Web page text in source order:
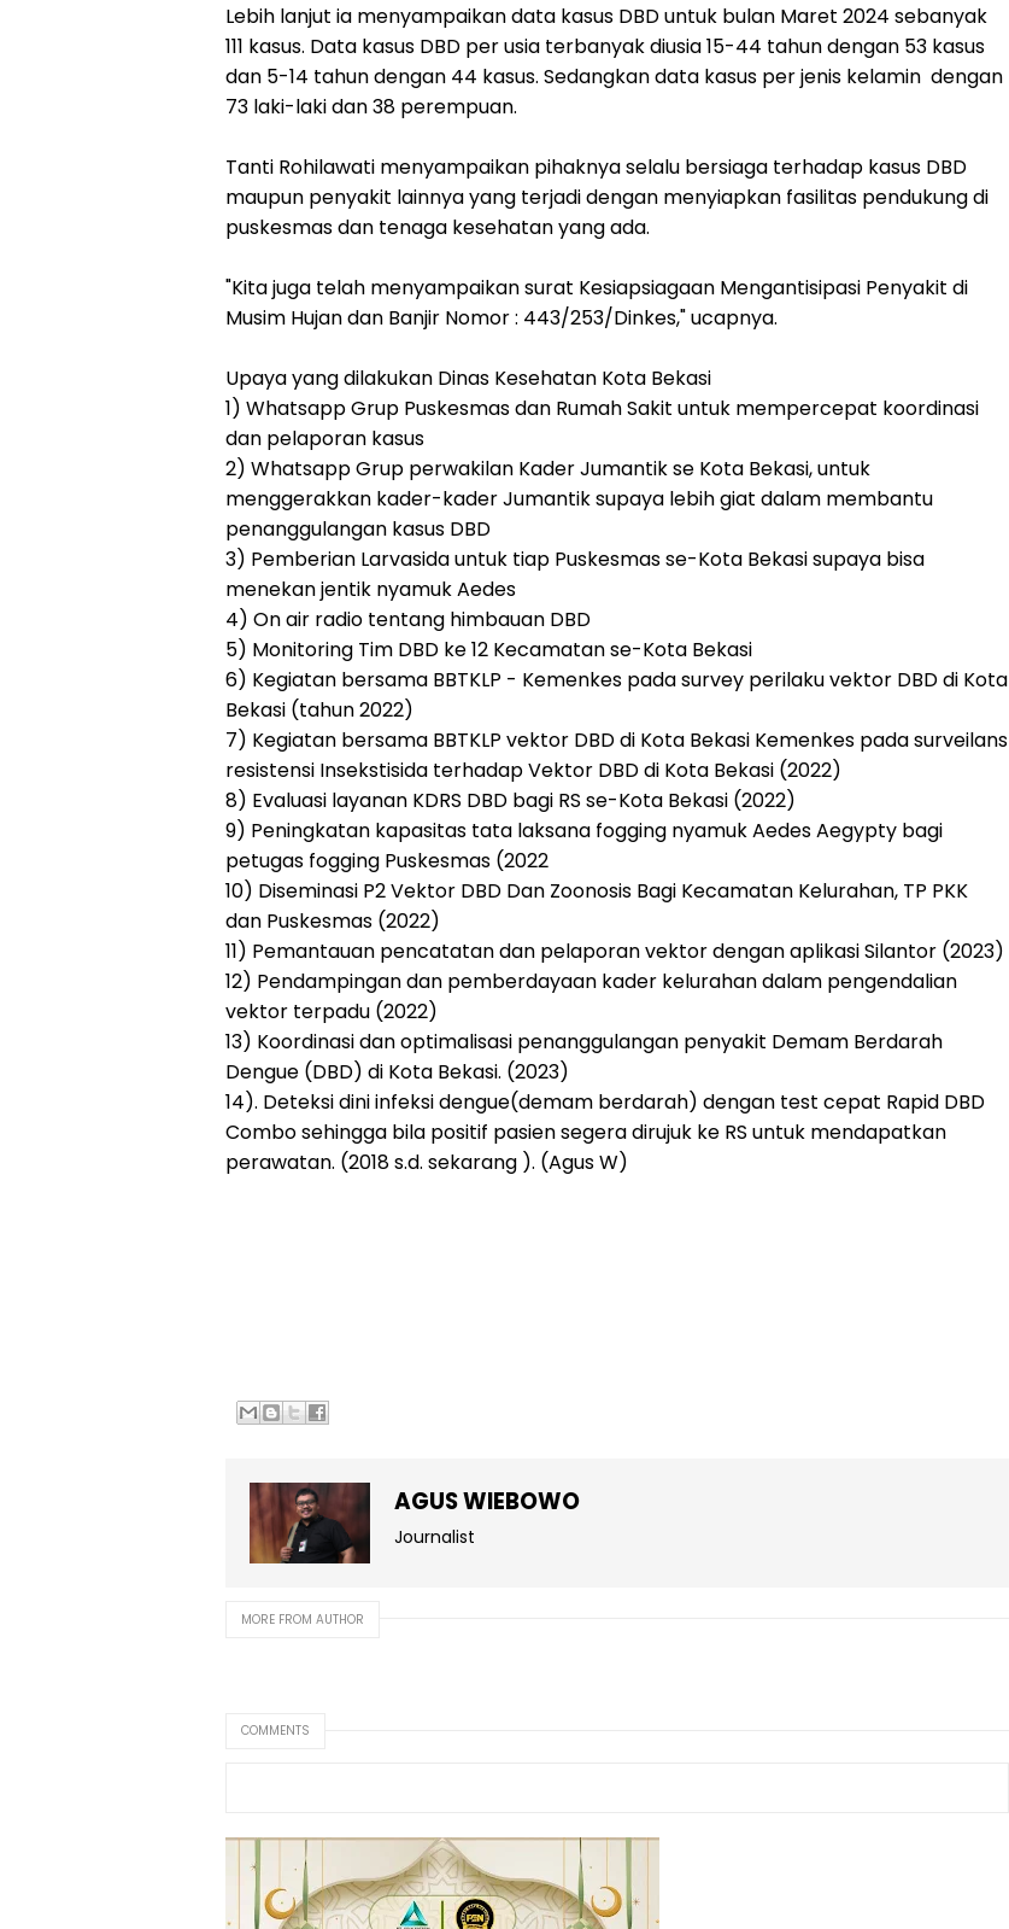
Lebih lanjut ia menyampaikan data kasus DBD untuk bulan Maret 2024 sebanyak
111 kasus. Data kasus DBD per usia terbanyak diusia 15-44 tahun dengan 53 kasus
dan 5-14 tahun dengan 44 kasus. Sedangkan data kasus per jenis kelamin dengan
73 laki-laki dan 38 perempuan.
Tanti Rohilawati menyampaikan pihaknya selalu bersiaga terhadap kasus DBD
maupun penyakit lainnya yang terjadi dengan menyiapkan fasilitas pendukung di
puskesmas dan tenaga kesehatan yang ada.
"Kita juga telah menyampaikan surat Kesiapsiagaan Mengantisipasi Penyakit di
Musim Hujan dan Banjir Nomor : 443/253/Dinkes," ucapnya.
Upaya yang dilakukan Dinas Kesehatan Kota Bekasi
1) Whatsapp Grup Puskesmas dan Rumah Sakit untuk mempercepat koordinasi
dan pelaporan kasus
2) Whatsapp Grup perwakilan Kader Jumantik se Kota Bekasi, untuk
menggerakkan kader-kader Jumantik supaya lebih giat dalam membantu
penanggulangan kasus DBD
3) Pemberian Larvasida untuk tiap Puskesmas se-Kota Bekasi supaya bisa
menekan jentik nyamuk Aedes
4) On air radio tentang himbauan DBD
5) Monitoring Tim DBD ke 12 Kecamatan se-Kota Bekasi
6) Kegiatan bersama BBTKLP - Kemenkes pada survey perilaku vektor DBD di Kota
Bekasi (tahun 2022)
7) Kegiatan bersama BBTKLP vektor DBD di Kota Bekasi Kemenkes pada surveilans
resistensi Insekstisida terhadap Vektor DBD di Kota Bekasi (2022)
8) Evaluasi layanan KDRS DBD bagi RS se-Kota Bekasi (2022)
9) Peningkatan kapasitas tata laksana fogging nyamuk Aedes Aegypty bagi
petugas fogging Puskesmas (2022
10) Diseminasi P2 Vektor DBD Dan Zoonosis Bagi Kecamatan Kelurahan, TP PKK
dan Puskesmas (2022)
11) Pemantauan pencatatan dan pelaporan vektor dengan aplikasi Silantor (2023)
12) Pendampingan dan pemberdayaan kader kelurahan dalam pengendalian
vektor terpadu (2022)
13) Koordinasi dan optimalisasi penanggulangan penyakit Demam Berdarah
Dengue (DBD) di Kota Bekasi. (2023)
14). Deteksi dini infeksi dengue(demam berdarah) dengan test cepat Rapid DBD
Combo sehingga bila positif pasien segera dirujuk ke RS untuk mendapatkan
perawatan. (2018 s.d. sekarang ). (Agus W)
AGUS WIEBOWO
Journalist
MORE FROM AUTHOR
COMMENTS